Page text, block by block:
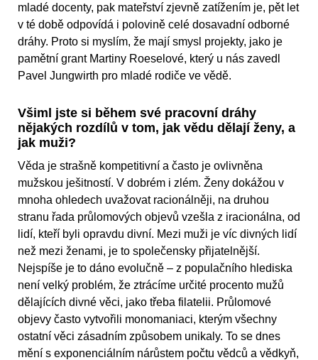
mladé docenty, pak mateřství zjevně zatížením je, pět let
v té době odpovídá i polovině celé dosavadní odborné
dráhy. Proto si myslím, že mají smysl projekty, jako je
pamětní grant Martiny Roeselové, který u nás zavedl
Pavel Jungwirth pro mladé rodiče ve vědě.
Všiml jste si během své pracovní dráhy
nějakých rozdílů v tom, jak vědu dělají ženy, a
jak muži?
Věda je strašně kompetitivní a často je ovlivněna
mužskou ješitností. V dobrém i zlém. Ženy dokážou v
mnoha ohledech uvažovat racionálněji, na druhou
stranu řada průlomových objevů vzešla z iracionálna, od
lidí, kteří byli opravdu divní. Mezi muži je víc divných lidí
než mezi ženami, je to společensky přijatelnější.
Nejspíše je to dáno evolučně – z populačního hlediska
není velký problém, že ztrácíme určité procento mužů
dělajících divné věci, jako třeba filatelii. Průlomové
objevy často vytvořili monomaniaci, kterým všechny
ostatní věci zásadním způsobem unikaly. To se dnes
mění s exponenciálním nárůstem počtu vědců a vědkyň,